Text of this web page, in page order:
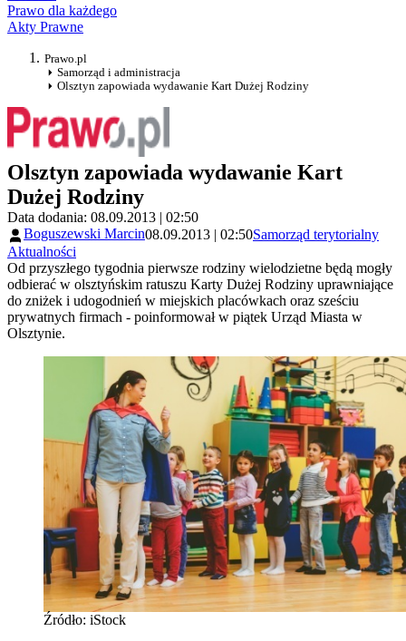
Prawo dla każdego
Akty Prawne
Prawo.pl
Samorząd i administracja
Olsztyn zapowiada wydawanie Kart Dużej Rodziny
Olsztyn zapowiada wydawanie Kart
Dużej Rodziny
Data dodania: 08.09.2013 | 02:50
Boguszewski Marcin08.09.2013 | 02:50Samorząd terytorialny
Aktualności
Od przyszłego tygodnia pierwsze rodziny wielodzietne będą mogły
odbierać w olsztyńskim ratuszu Karty Dużej Rodziny uprawniające
do zniżek i udogodnień w miejskich placówkach oraz sześciu
prywatnych firmach - poinformował w piątek Urząd Miasta w
Olsztynie.
Źródło: iStock